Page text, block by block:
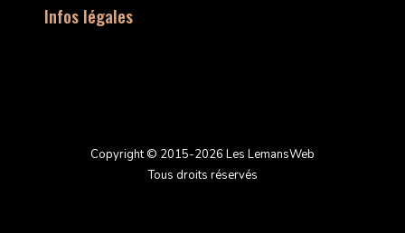
Infos légales
Copyright © 2015-2026 Les LemansWeb
Tous droits réservés